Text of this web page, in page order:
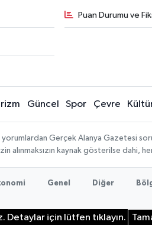
Puan Durumu ve
Güncel Spor Çevre
Gerçek Alanya Gazetesi
alınmaksızın kaynak gösterilse dahi,
Genel Diğer
Detaylar için lütfen tıklayın.